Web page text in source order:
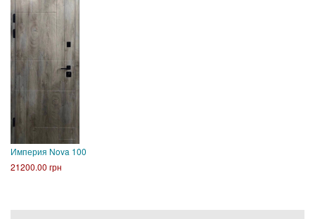
Империя Nova 100
21200.00 грн